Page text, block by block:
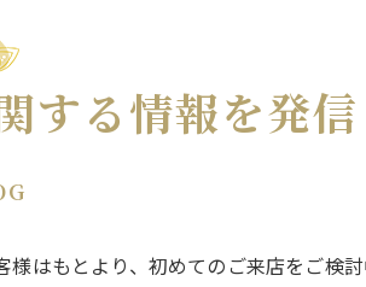
する情報を発信
はもとより、初めてのご来店をご検